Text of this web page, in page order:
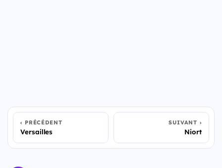
PRÉCÉDENT
Versailles
SUIVANT
Niort